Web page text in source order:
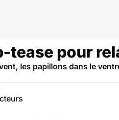
tease pour
les papillons dans le